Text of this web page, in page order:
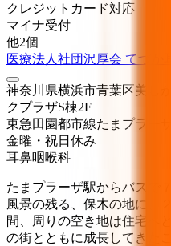
クレジットカード対応
マイナ受付
他2個
医療法人社団沢厚会 てづか
神奈川県横浜市青葉区美し
クプラザS棟2F
東急田園都市線たまプラーザ
金曜・祝日 休み
耳鼻咽喉科
たまプラーザ駅からバスで
風景の残る、保木の地に、
間、周りの空き地は住宅へ
の街とともに成長してきた